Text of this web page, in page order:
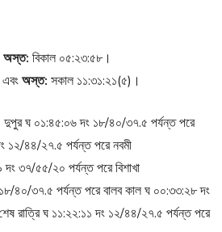
অস্ত: বিকাল ০৫:২৩:৫৮।
অস্ত: সকাল ১১:৩১:২১(৫)।
দুপুর ঘ ০১:৪৫:০৬ দং ১৮/৪০/৩৭.৫ পর্যন্ত পরে
১২/৪৪/২৭.৫ পর্যন্ত পরে নবমী
৩৭/৫৫/২০ পর্যন্ত পরে বিশাখা
৪০/৩৭.৫ পর্যন্ত পরে বালব কাল ঘ ০০:৩৩:২৮ দং
রাত্রি ঘ ১১:২২:১১ দং ১২/৪৪/২৭.৫ পর্যন্ত পরে